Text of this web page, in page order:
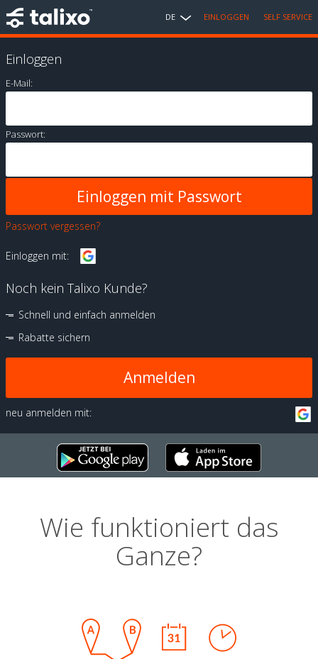
DE EINLOGGEN SELF SERVICE
Einloggen
E-Mail:
Passwort:
Passwort vergessen?
Einloggen mit:
Noch kein Talixo Kunde?
Schnell und einfach anmelden
Rabatte sichern
Anmelden
neu anmelden mit:
Wie funktioniert das
Ganze?